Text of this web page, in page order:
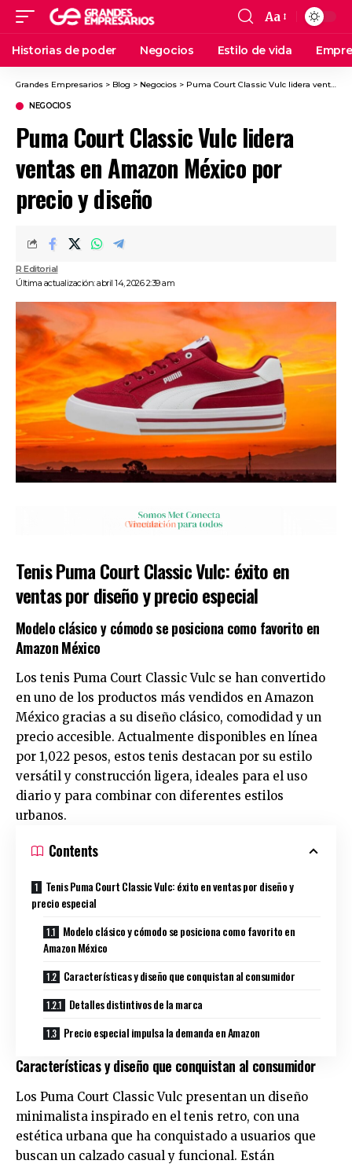
Aa
Historias de poder Negocios Estilo de vida
Grandes Empresarios > Blog > Negocios > Puma Court Classic Vulc lidera ventas en Amazon México por precio y diseño
NEGOCIOS
Puma Court Classic Vulc lidera
ventas en Amazon México por
precio y diseño
Última actualización: abril 14, 2026 2:39 am
R Editorial
Tenis Puma Court Classic Vulc: éxito en
ventas por diseño y precio especial
Modelo clásico y cómodo se posiciona como favorito en
Amazon México
Los tenis Puma Court Classic Vulc se han convertido
en uno de los productos más vendidos en Amazon
México gracias a su diseño clásico, comodidad y un
precio accesible. Actualmente disponibles en línea
por 1,022 pesos, estos tenis destacan por su estilo
versátil y construcción ligera, ideales para el uso
diario y para combinar con diferentes estilos
urbanos.
Contents
Tenis Puma Court Classic Vulc: éxito en ventas por diseño y
precio especial
Modelo clásico y cómodo se posiciona como favorito en
Amazon México
Características y diseño que conquistan al consumidor
Detalles distintivos de la marca
Precio especial impulsa la demanda en Amazon
Características y diseño que conquistan al consumidor
Los Puma Court Classic Vulc presentan un diseño
minimalista inspirado en el tenis retro, con una
estética urbana que ha conquistado a usuarios que
buscan un calzado casual y funcional. Están